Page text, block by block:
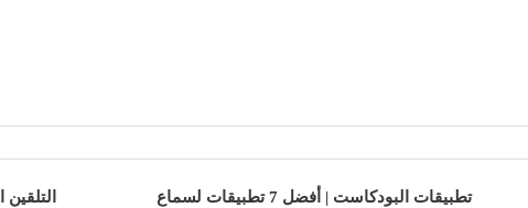
تطبيقات البودكاست | أفضل 7 تطبيقات لسماع
التلقين